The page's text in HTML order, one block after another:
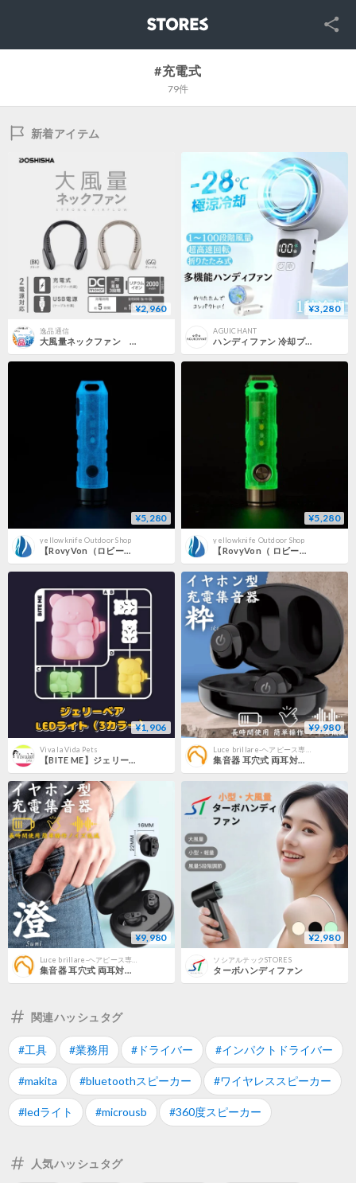
SNS
#充電式
79件
新着アイテム
¥2,960
逸品通信
大風量ネックファン FSZ-05B
¥3,280
AGUICHANT
ハンディファン 冷却プレート 折りたたみ 超軽量 熱中症対策
¥5,280
yellowknife Outdoor Shop
【RovyVon（ロビーボン）】 Aurora A7（オーロラ A7 第4世代モデル）White + Red
¥5,280
yellowknife Outdoor Shop
【RovyVon（ ロビーボン）】Aurora A5（オーロラA5 第4世代モデル）White + Red
¥1,906
Viva la Vida Pets
【BITE ME】ジェリーベア LEDライト
¥9,980
Luce brillare-ヘアピース専門店-
集音器 耳穴式 両耳対応 USB充電 ワイヤレス イヤホン 小型 軽量 ケース付き ケーブル付き みみあな 集音機 助聴器 遠聴器 会話 テレビ 簡単 プレゼント ブラック 黒色 両親
¥9,980 ¥2,980
ソシアルテックSTORES
ターボハンディファン
関連ハッシュタグ
#工具 #業務用 #ドライバー #インパクトドライバー
#makita #bluetoothスピーカー #ワイヤレススピーカー
#ledライト #microusb #360度スピーカー
人気ハッシュタグ